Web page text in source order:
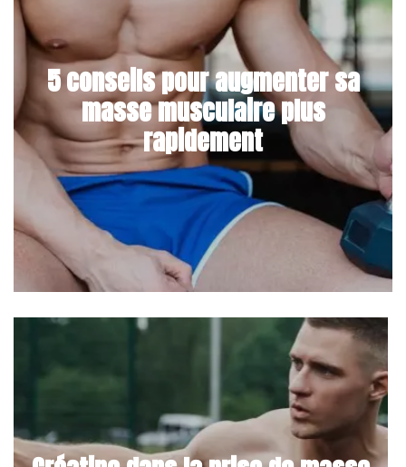
5 conseils pour augmenter sa
masse musculaire plus
rapidement